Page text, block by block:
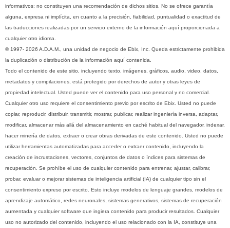
informativos; no constituyen una recomendación de dichos sitios. No se ofrece garantía
alguna, expresa ni implícita, en cuanto a la precisión, fiabilidad, puntualidad o exactitud de
las traducciones realizadas por un servicio externo de la información aquí proporcionada a
cualquier otro idioma.
© 1997- 2026 A.D.A.M., una unidad de negocio de Ebix, Inc. Queda estrictamente prohibida
la duplicación o distribución de la información aquí contenida.
Todo el contenido de este sitio, incluyendo texto, imágenes, gráficos, audio, video, datos,
metadatos y compilaciones, está protegido por derechos de autor y otras leyes de
propiedad intelectual. Usted puede ver el contenido para uso personal y no comercial.
Cualquier otro uso requiere el consentimiento previo por escrito de Ebix. Usted no puede
copiar, reproducir, distribuir, transmitir, mostrar, publicar, realizar ingeniería inversa, adaptar,
modificar, almacenar más allá del almacenamiento en caché habitual del navegador, indexar,
hacer minería de datos, extraer o crear obras derivadas de este contenido. Usted no puede
utilizar herramientas automatizadas para acceder o extraer contenido, incluyendo la
creación de incrustaciones, vectores, conjuntos de datos o índices para sistemas de
recuperación. Se prohíbe el uso de cualquier contenido para entrenar, ajustar, calibrar,
probar, evaluar o mejorar sistemas de inteligencia artificial (IA) de cualquier tipo sin el
consentimiento expreso por escrito. Esto incluye modelos de lenguaje grandes, modelos de
aprendizaje automático, redes neuronales, sistemas generativos, sistemas de recuperación
aumentada y cualquier software que ingiera contenido para producir resultados. Cualquier
uso no autorizado del contenido, incluyendo el uso relacionado con la IA, constituye una